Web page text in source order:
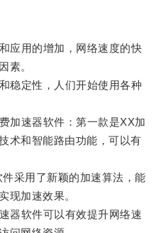
用的增加，网络速度的快
素。
定性，人们开始使用各种
速器软件：第一款是XX加
术和智能路由功能，可以有
采用了新颖的加速算法，能
现加速效果。
软件可以有效提升网络速